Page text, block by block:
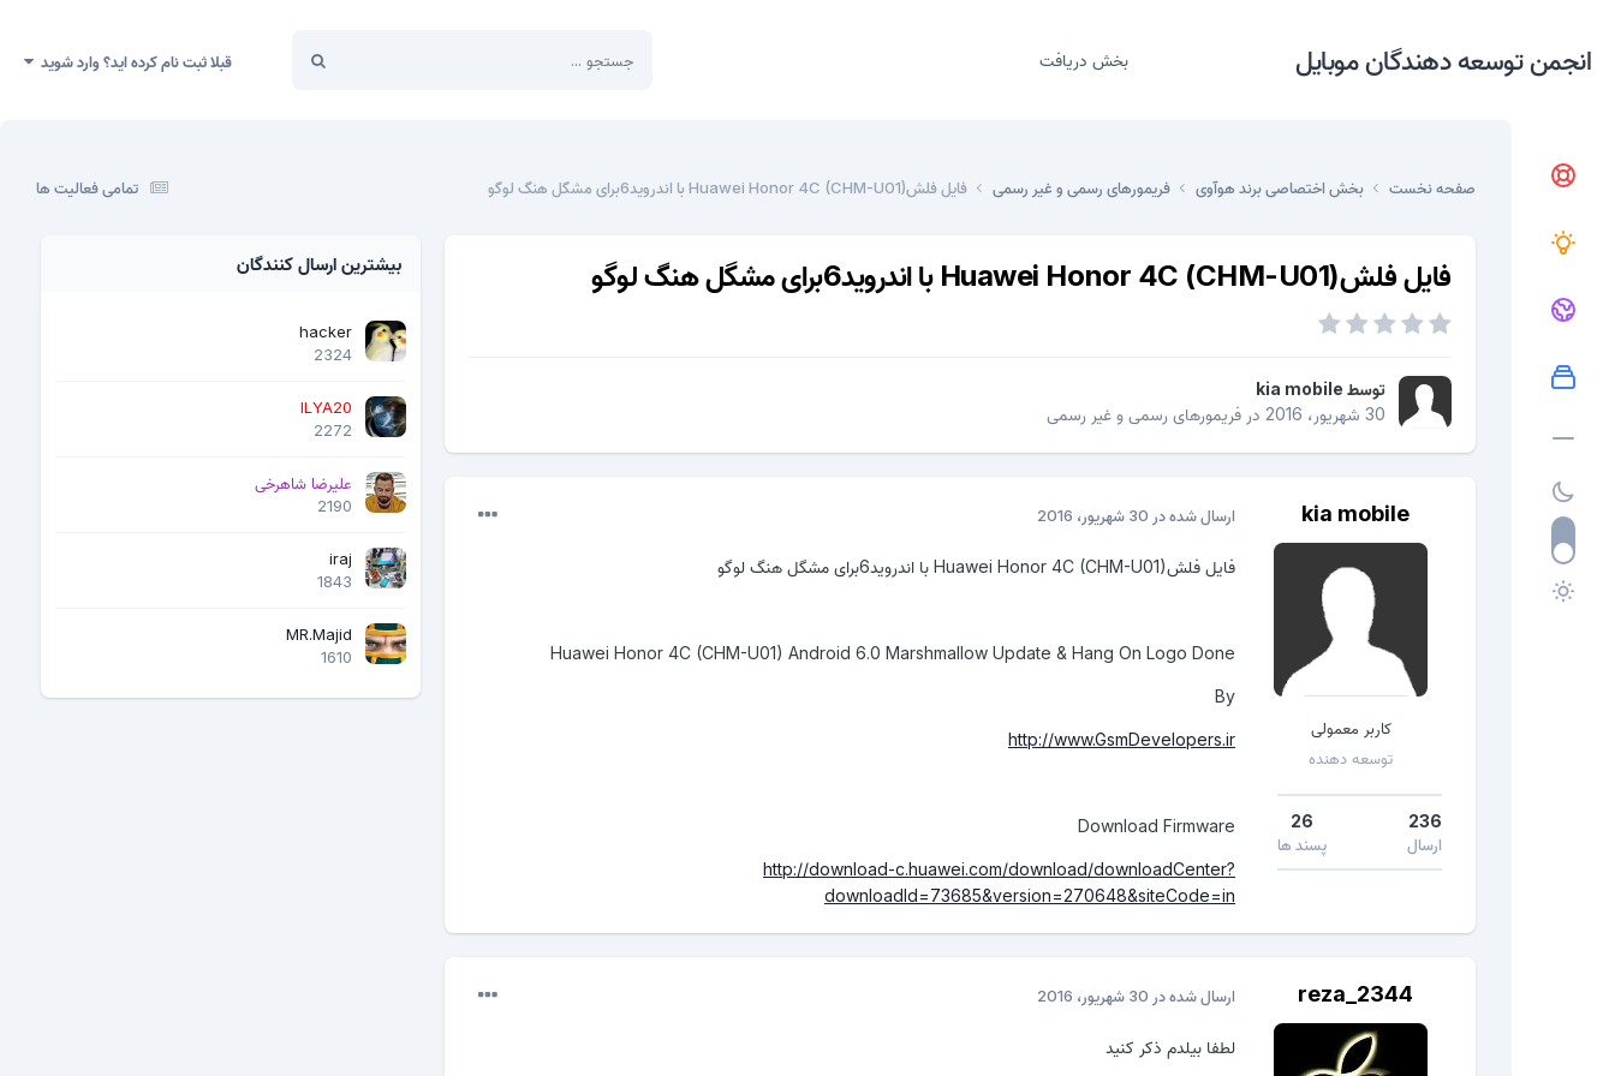
انجمن توسعه دهندگان موبایل بخش دریافت قبلا ثبت نام کرده اید؟ وارد شوید
تمامی فعالیت ها صفحه نخست بخش اختصاصی برند هوآوی فریمورهای رسمی و غیر رسمی فایل فلشHuawei Honor 4C (CHM-U01) با اندروید6برای مشگل هنگ لوگو
فایل فلشHuawei Honor 4C (CHM-U01) با اندروید6برای مشگل هنگ لوگو
توسط kia mobile
30 شهریور، 2016
در فریمورهای رسمی و غیر رسمی
kia mobile
کاربر معمولی
توسعه دهنده
236
ارسال
26
پسند ها
ارسال شده در 30 شهریور، 2016
فایل فلشHuawei Honor 4C (CHM-U01) با اندروید6برای مشگل هنگ لوگو
Huawei Honor 4C (CHM-U01) Android 6.0 Marshmallow Update & Hang On Logo Done
By
http://www.GsmDevelopers.ir
Download Firmware
http://download-c.huawei.com/download/downloadCenter?
downloadId=73685&version=270648&siteCode=in
reza_2344 ارسال شده در 30 شهریور، 2016
لطفا بیلدم ذکر کنید
بیشترین ارسال کنندگان
hacker
2324
ILYA20
2272
علیرضا شاهرخی
2190
iraj
1843
MR.Majid
1610